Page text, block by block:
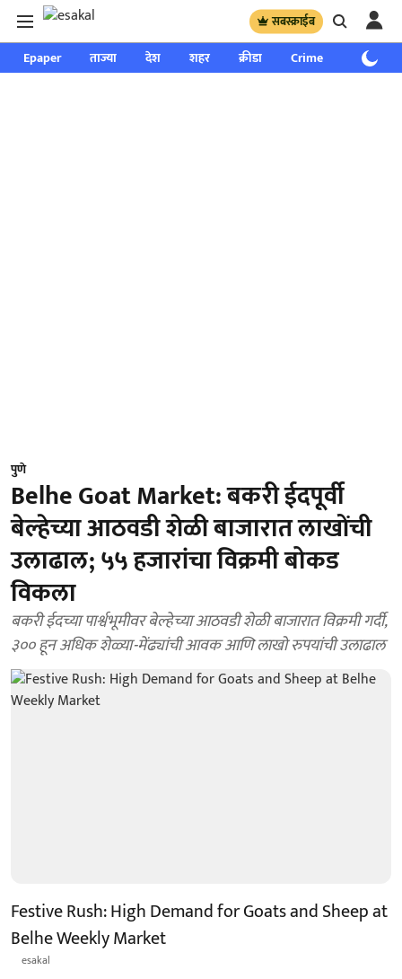
सबस्क्राईब
Epaper ताज्या देश शहर क्रीडा Crime साप्ताहिक
पुणे
Belhe Goat Market: बकरी ईदपूर्वी
बेल्हेच्या आठवडी शेळी बाजारात लाखोंची
उलाढाल; ५५ हजारांचा विक्रमी बोकड
विकला
बकरी ईदच्या पार्श्वभूमीवर बेल्हेच्या आठवडी शेळी बाजारात विक्रमी गर्दी,
३०० हून अधिक शेळ्या-मेंढ्यांची आवक आणि लाखो रुपयांची उलाढाल
Festive Rush: High Demand for Goats and Sheep at
Belhe Weekly Market
esakal